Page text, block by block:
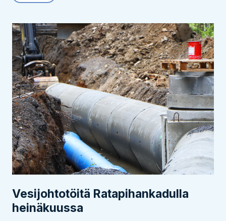
Vesijohtotöitä Ratapihankadulla
heinäkuussa